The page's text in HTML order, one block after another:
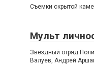
Съемки скрытой
Мульт
Звездный отряд
Валуев, Андрей